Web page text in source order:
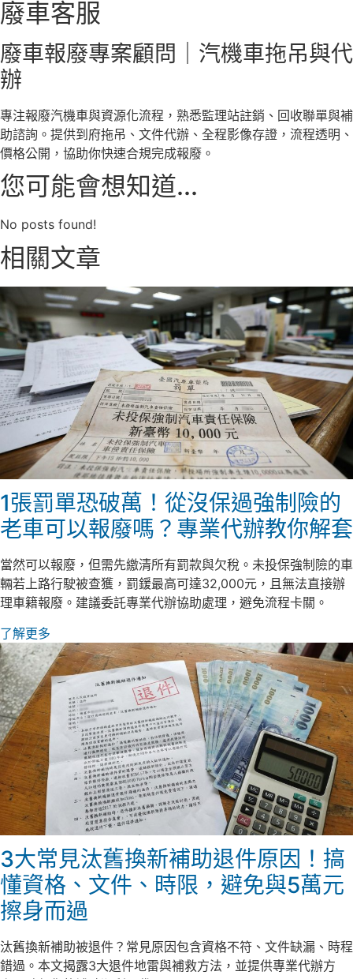
廢車客服
廢車報廢專案顧問｜汽機車拖吊與代
辦
專注報廢汽機車與資源化流程，熟悉監理站註銷、回收聯單與補
助諮詢。提供到府拖吊、文件代辦、全程影像存證，流程透明、
價格公開，協助你快速合規完成報廢。
您可能會想知道...
No posts found!
相關文章
1張罰單恐破萬！從沒保過強制險的
老車可以報廢嗎？專業代辦教你解套
當然可以報廢，但需先繳清所有罰款與欠稅。未投保強制險的車
輛若上路行駛被查獲，罰鍰最高可達32,000元，且無法直接辦
理車籍報廢。建議委託專業代辦協助處理，避免流程卡關。
了解更多
3大常見汰舊換新補助退件原因！搞
懂資格、文件、時限，避免與5萬元
擦身而過
汰舊換新補助被退件？常見原因包含資格不符、文件缺漏、時程
錯過。本文揭露3大退件地雷與補救方法，並提供專業代辦方